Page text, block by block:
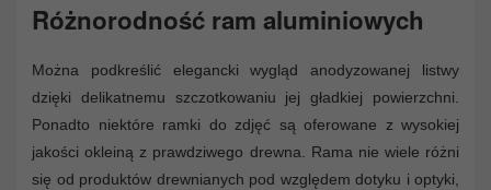
Różnorodność ram aluminiowych
Można podkreślić elegancki wygląd anodyzowanej listwy
dzięki delikatnemu szczotkowaniu jej gładkiej powierzchni.
Ponadto niektóre ramki do zdjęć są oferowane z wysokiej
jakości okleiną z prawdziwego drewna. Rama nie wiele różni
się od produktów drewnianych pod względem dotyku i optyki,